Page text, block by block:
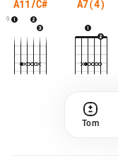
A11/C#
9
A7(4)
Tom